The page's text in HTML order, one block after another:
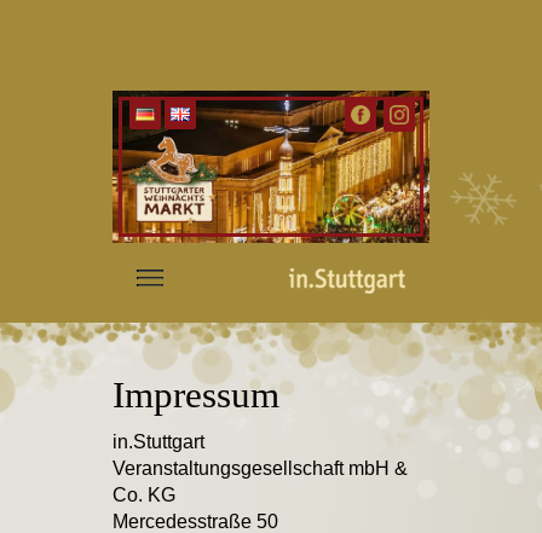
Impressum
in.Stuttgart
Veranstaltungsgesellschaft mbH &
Co. KG
Mercedesstraße 50